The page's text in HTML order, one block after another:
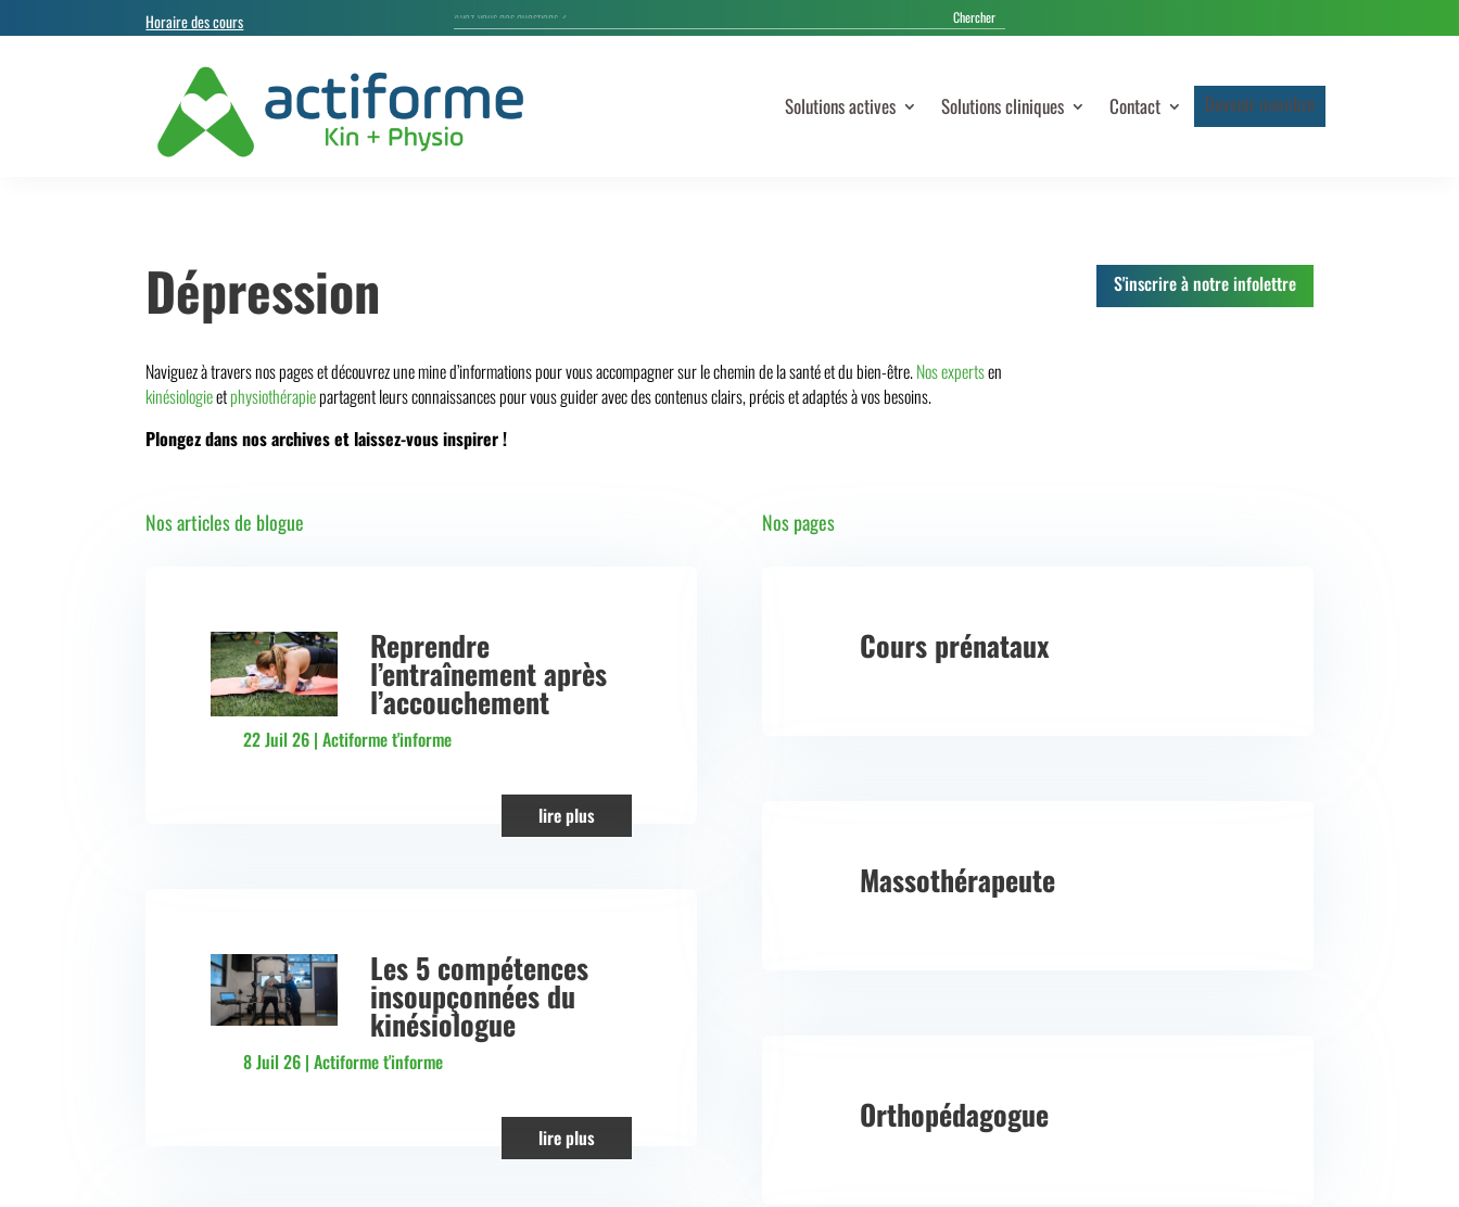
Horaire des cours
Solutions actives Solutions cliniques Contact Devenir membre
Dépression
Naviguez à travers nos pages et découvrez une mine d’informations pour vous accompagner sur le chemin de la santé et du bien-être.Nos expertsen
kinésiologieetphysiothérapiepartagent leurs connaissances pour vous guider avec des contenus clairs, précis et adaptés à vos besoins.
Plongez dans nos archives et laissez-vous inspirer !
S'inscrire à notre infolettre
Nos articles de blogue
Reprendre
l’entraînement après
l’accouchement
22 Juil 26 |Actiforme t'informe
lire plus
Les 5 compétences
insoupçonnées du
kinésiologue
8 Juil 26 |Actiforme t'informe
lire plus
Nos pages
Cours prénataux
Massothérapeute
Orthopédagogue